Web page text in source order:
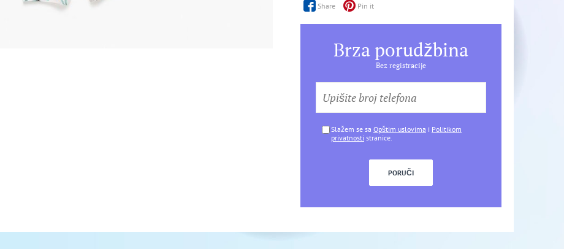
Share Pin it
Brza porudžbina
Bez registracije
Slažem se sa Opštim uslovima i Politikom
privatnosti stranice.